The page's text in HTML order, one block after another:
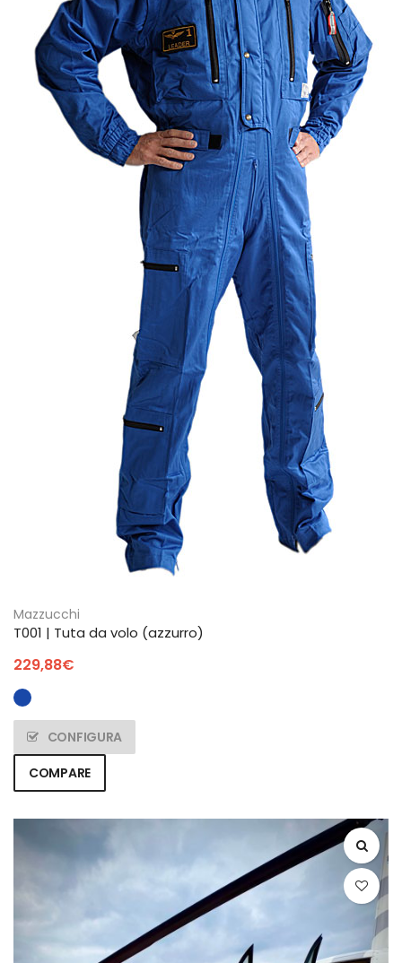
Mazzucchi
T001 | Tuta da volo (azzurro)
229,88€
CONFIGURA
COMPARE